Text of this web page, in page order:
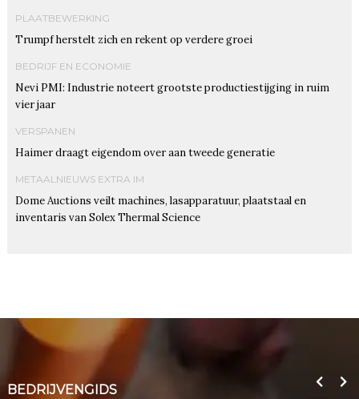
PLAATBEWERKING
Trumpf herstelt zich en rekent op verdere groei
BEDRIJF EN ECONOMIE
Nevi PMI: Industrie noteert grootste productiestijging in ruim
vier jaar
VERSPANEN
Haimer draagt eigendom over aan tweede generatie
METAALNIEUWS EXTRA IM
Dome Auctions veilt machines, lasapparatuur, plaatstaal en
inventaris van Solex Thermal Science
BEDRIJVENGIDS